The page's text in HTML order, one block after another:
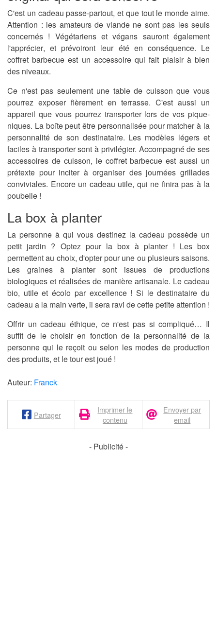
C'est un cadeau passe-partout, et que tout le monde aime.
Attention : les amateurs de viande ne sont pas les seuls
concernés ! Végétariens et végans sauront également
l'apprécier, et prévoiront leur été en conséquence. Le
coffret barbecue est un accessoire qui fait plaisir à bien
des niveaux.
Ce n'est pas seulement une table de cuisson que vous
pourrez exposer fièrement en terrasse. C'est aussi un
appareil que vous pourrez transporter lors de vos pique-
niques. La boîte peut être personnalisée pour matcher à la
personnalité de son destinataire. Les modèles légers et
faciles à transporter sont à privilégier. Accompagné de ses
accessoires de cuisson, le coffret barbecue est aussi un
prétexte pour inciter à organiser des journées grillades
conviviales. Encore un cadeau utile, qui ne finira pas à la
poubelle !
La box à planter
La personne à qui vous destinez la cadeau possède un
petit jardin ? Optez pour la box à planter ! Les box
permettent au choix, d'opter pour une ou plusieurs saisons.
Les graines à planter sont issues de productions
biologiques et réalisées de manière artisanale. Le cadeau
bio, utile et écolo par excellence ! Si le destinataire du
cadeau a la main verte, il sera ravi de cette petite attention !
Offrir un cadeau éthique, ce n'est pas si compliqué… Il
suffit de le choisir en fonction de la personnalité de la
personne qui le reçoit ou selon les modes de production
des produits, et le tour est joué !
Auteur: Franck
Partager
Imprimer le
contenu
Envoyer par
email
- Publicité -